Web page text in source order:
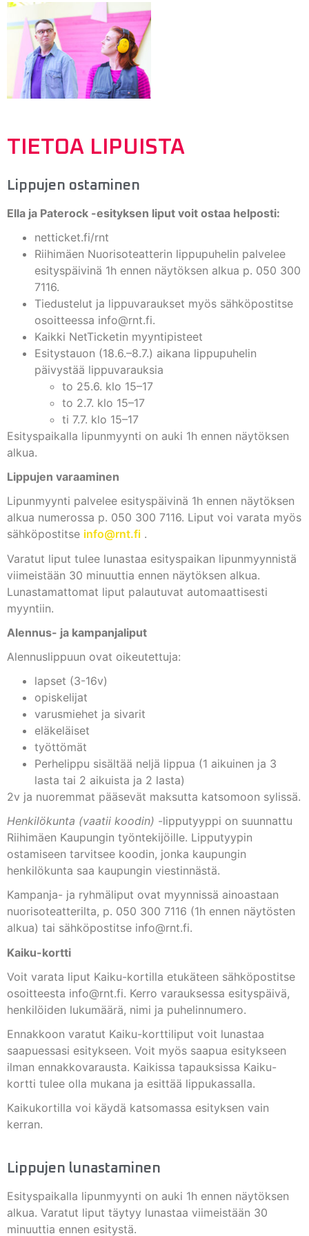
TIETOA LIPUISTA
Lippujen ostaminen
Ella ja Paterock -esityksen liput voit ostaa helposti:
netticket.fi/rnt
Riihimäen Nuorisoteatterin lippupuhelin palvelee
esityspäivinä 1h ennen näytöksen alkua p. 050 300
7116.
Tiedustelut ja lippuvaraukset myös sähköpostitse
osoitteessa info@rnt.fi.
Kaikki NetTicketin myyntipisteet
Esitystauon (18.6.–8.7.) aikana lippupuhelin
päivystää lippuvarauksia
to 25.6. klo 15–17
to 2.7. klo 15–17
ti 7.7. klo 15–17
Esityspaikalla lipunmyynti on auki 1h ennen näytöksen
alkua.
Lippujen varaaminen
Lipunmyynti palvelee esityspäivinä 1h ennen näytöksen
alkua numerossa p. 050 300 7116. Liput voi varata myös
sähköpostitse info@rnt.fi .
Varatut liput tulee lunastaa esityspaikan lipunmyynnistä
viimeistään 30 minuuttia ennen näytöksen alkua.
Lunastamattomat liput palautuvat automaattisesti
myyntiin.
Alennus- ja kampanjaliput
Alennuslippuun ovat oikeutettuja:
lapset (3-16v)
opiskelijat
varusmiehet ja sivarit
eläkeläiset
työttömät
Perhelippu sisältää neljä lippua (1 aikuinen ja 3
lasta tai 2 aikuista ja 2 lasta)
2v ja nuoremmat pääsevät maksutta katsomoon sylissä.
Henkilökunta (vaatii koodin) -lipputyyppi on suunnattu
Riihimäen Kaupungin työntekijöille. Lipputyypin
ostamiseen tarvitsee koodin, jonka kaupungin
henkilökunta saa kaupungin viestinnästä.
Kampanja- ja ryhmäliput ovat myynnissä ainoastaan
nuorisoteatterilta, p. 050 300 7116 (1h ennen näytösten
alkua) tai sähköpostitse info@rnt.fi.
Kaiku-kortti
Voit varata liput Kaiku-kortilla etukäteen sähköpostitse
osoitteesta info@rnt.fi. Kerro varauksessa esityspäivä,
henkilöiden lukumäärä, nimi ja puhelinnumero.
Ennakkoon varatut Kaiku-korttiliput voit lunastaa
saapuessasi esitykseen. Voit myös saapua esitykseen
ilman ennakkovarausta. Kaikissa tapauksissa Kaiku-
kortti tulee olla mukana ja esittää lippukassalla.
Kaikukortilla voi käydä katsomassa esityksen vain
kerran.
Lippujen lunastaminen
Esityspaikalla lipunmyynti on auki 1h ennen näytöksen
alkua. Varatut liput täytyy lunastaa viimeistään 30
minuuttia ennen esitystä.